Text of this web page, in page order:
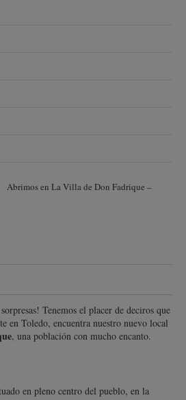
Abrimos en La Villa de Don Fadrique –
Tenemos el placer de deciros que
en Toledo, encuentra nuestro nuevo local
, una población con mucho encanto.
en pleno centro del pueblo, en la